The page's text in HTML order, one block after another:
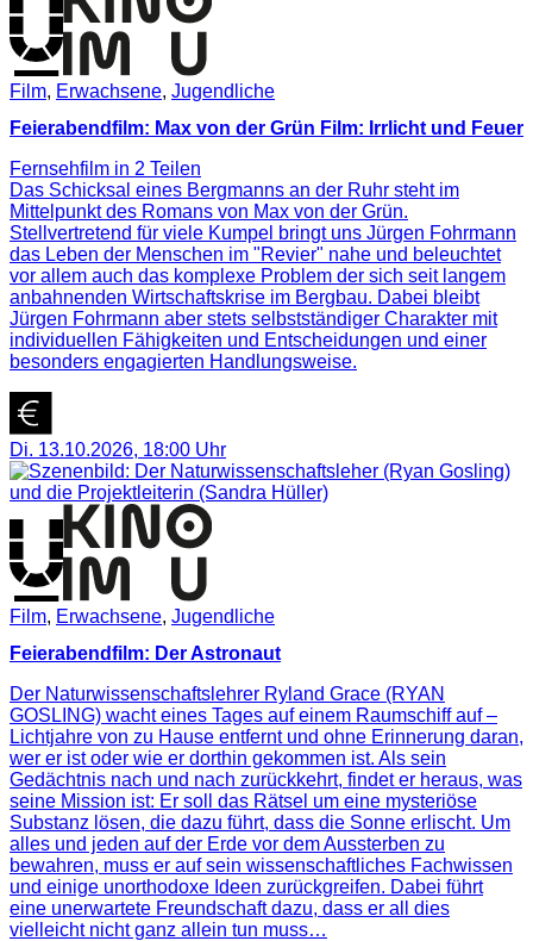
Film, Erwachsene, Jugendliche
Feierabendfilm: Max von der Grün Film: Irrlicht und Feuer
Fernsehfilm in 2 Teilen
Das Schicksal eines Bergmanns an der Ruhr steht im
Mittelpunkt des Romans von Max von der Grün.
Stellvertretend für viele Kumpel bringt uns Jürgen Fohrmann
das Leben der Menschen im "Revier" nahe und beleuchtet
vor allem auch das komplexe Problem der sich seit langem
anbahnenden Wirtschaftskrise im Bergbau. Dabei bleibt
Jürgen Fohrmann aber stets selbstständiger Charakter mit
individuellen Fähigkeiten und Entscheidungen und einer
besonders engagierten Handlungsweise.
Di. 13.10.2026, 18:00 Uhr
Film, Erwachsene, Jugendliche
Feierabendfilm: Der Astronaut
Der Naturwissenschaftslehrer Ryland Grace (RYAN
GOSLING) wacht eines Tages auf einem Raumschiff auf –
Lichtjahre von zu Hause entfernt und ohne Erinnerung daran,
wer er ist oder wie er dorthin gekommen ist. Als sein
Gedächtnis nach und nach zurückkehrt, findet er heraus, was
seine Mission ist: Er soll das Rätsel um eine mysteriöse
Substanz lösen, die dazu führt, dass die Sonne erlischt. Um
alles und jeden auf der Erde vor dem Aussterben zu
bewahren, muss er auf sein wissenschaftliches Fachwissen
und einige unorthodoxe Ideen zurückgreifen. Dabei führt
eine unerwartete Freundschaft dazu, dass er all dies
vielleicht nicht ganz allein tun muss…